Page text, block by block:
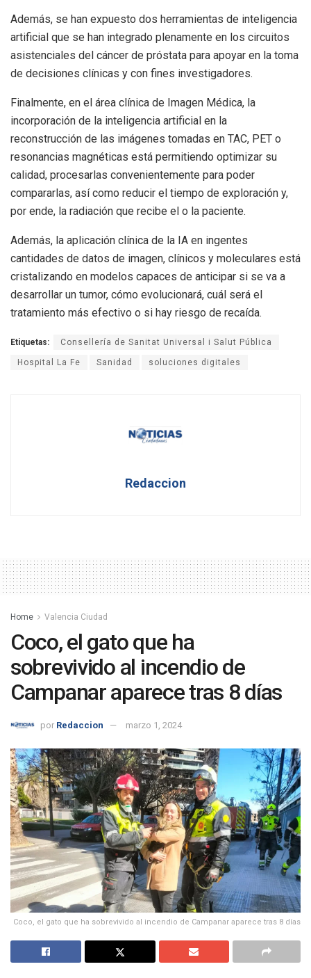
Además, se han expuesto dos herramientas de inteligencia
artificial que se han integrado plenamente en los circuitos
asistenciales del cáncer de próstata para apoyar en la toma
de decisiones clínicas y con fines investigadores.
Finalmente, en el área clínica de Imagen Médica, la
incorporación de la inteligencia artificial en la
reconstrucción de las imágenes tomadas en TAC, PET o
resonancias magnéticas está permitiendo optimizar su
calidad, procesarlas convenientemente para poder
compararlas, así como reducir el tiempo de exploración y,
por ende, la radiación que recibe el o la paciente.
Además, la aplicación clínica de la IA en ingentes
cantidades de datos de imagen, clínicos y moleculares está
cristalizando en modelos capaces de anticipar si se va a
desarrollar un tumor, cómo evolucionará, cuál será el
tratamiento más efectivo o si hay riesgo de recaída.
Etiquetas: Consellería de Sanitat Universal i Salut Pública
Hospital La Fe Sanidad soluciones digitales
Redaccion
Home Valencia Ciudad
Coco, el gato que ha
sobrevivido al incendio de
Campanar aparece tras 8 días
por Redaccion marzo 1, 2024
Coco, el gato que ha sobrevivido al incendio de Campanar aparece tras 8 días